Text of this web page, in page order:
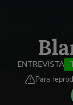
ENTREVISTA
Para